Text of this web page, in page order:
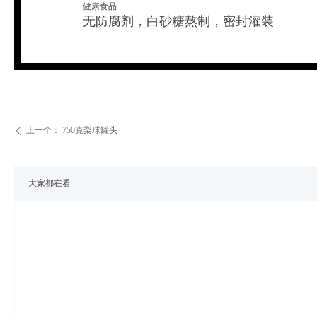
大家都在看
ꄴ 上一个： 750克梨球罐头
健康食品
无防腐剂，白砂糖熬制，密封灌装